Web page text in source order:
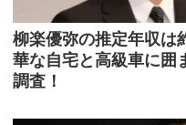
柳楽優弥の推定年収は
華な自宅と高級車に囲
調査！